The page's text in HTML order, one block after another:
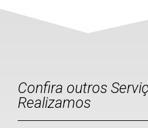
Confira outros
Realizamos